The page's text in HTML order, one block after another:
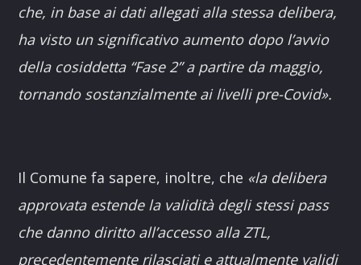
che, in base ai dati allegati alla stessa delibera,
ha visto un significativo aumento dopo l’avvio
della cosiddetta “Fase 2” a partire da maggio,
tornando sostanzialmente ai livelli pre-Covid».
Il Comune fa sapere, inoltre, che «la delibera
approvata estende la validità degli stessi pass
che danno diritto all’accesso alla ZTL,
precedentemente rilasciati e attualmente validi